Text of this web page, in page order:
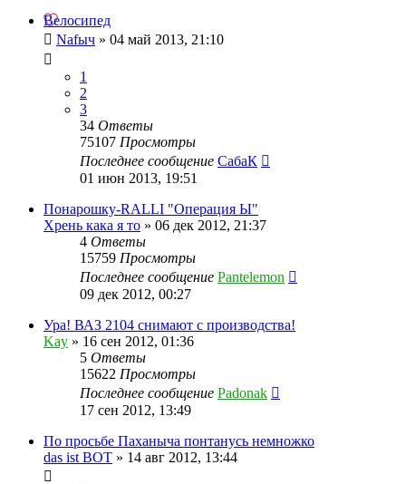
Велосипед
Nafыч » 04 май 2013, 21:10
1
2
3
34 Ответы
75107 Просмотры
Последнее сообщение СабаК
01 июн 2013, 19:51
Понарошку-RALLI "Операция Ы"
Хрень кака я то » 06 дек 2012, 21:37
4 Ответы
15759 Просмотры
Последнее сообщение Pantelemon
09 дек 2012, 00:27
Ура! ВАЗ 2104 снимают с производства!
Kay » 16 сен 2012, 01:36
5 Ответы
15622 Просмотры
Последнее сообщение Padonak
17 сен 2012, 13:49
По просьбе Паханыча понтанусь немножко
das ist BOT » 14 авг 2012, 13:44